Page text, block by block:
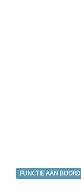
FUNCTIE AAN BOORD